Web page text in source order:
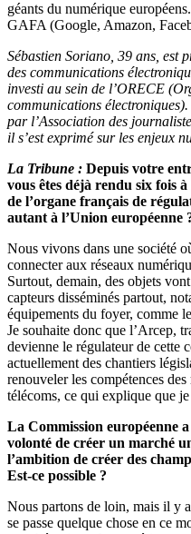
géants du numérique
GAFA (Google, Amazon,
Sébastien Soriano, 39 ans, est
des communications
investi au sein de l’ORECE
communications
par l’Association des
il s’est exprimé sur les enjeux
La Tribune : Depuis votre
vous êtes déjà rendu six fois
de l’organe français de
autant à l’Union européenne
Nous vivons dans une société
connecter aux réseaux
Surtout, demain, des objets
capteurs disséminés partout,
équipements du foyer, comme
Je souhaite donc que l’Arcep,
devienne le régulateur de cette
actuellement des chantiers
renouveler les compétences
télécoms, ce qui explique que je
La Commission européenne
volonté de créer un marché
l’ambition de créer des
Est-ce possible ?
Nous partons de loin, mais il y
se passe quelque chose en ce